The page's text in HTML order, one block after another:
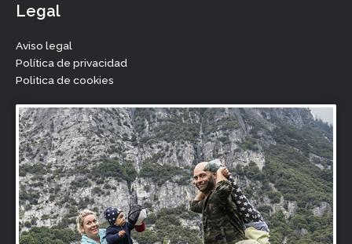
e
b
o
o
k
e
r
e
Legal
Aviso legal
Política de privacidad
Politica de cookies